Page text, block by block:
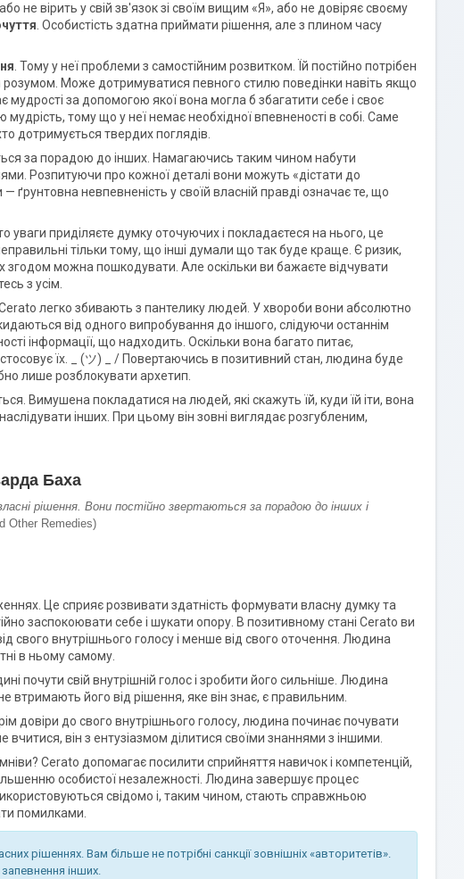
не вірить у свій зв'язок зі своїм вищим «Я», або не довіряє своєму
. Особистість здатна приймати рішення, але з плином часу
. Тому у неї проблеми з самостійним розвитком. Їй постійно потрібен
Може дотримуватися певного стилю поведінки навіть якщо
мудрості за допомогою якої вона могла б збагатити себе і своє
тому що у неї немає необхідної впевненості в собі. Саме
дотримується твердих поглядів.
за порадою до інших. Намагаючись таким чином набути
Розпитуючи про кожної деталі вони можуть «дістати до
невпевненість у своїй власній правді означає те, що
приділяєте думку оточуючих і покладаєтеся на нього, це
тільки тому, що інші думали що так буде краще. Є ризик,
можна пошкодувати. Але оскільки ви бажаєте відчувати
з усім.
Cerato легко збивають з пантелику людей. У хвороби вони абсолютно
від одного випробування до іншого, слідуючи останнім
інформації, що надходить. Оскільки вона багато питає,
їх. _ (ツ) _ / Повертаючись в позитивний стан, людина буде
лише розблокувати архетип.
Вимушена покладатися на людей, які скажуть їй, куди їй іти, вона
інших. При цьому він зовні виглядає розгубленим,
Баха
рішення. Вони постійно звертаються за порадою до інших і
Other Remedies)
Це сприяє розвивати здатність формувати власну думку та
заспокоювати себе і шукати опору. В позитивному стані Cerato ви
свого внутрішнього голосу і менше від свого оточення. Людина
в ньому самому.
почути свій внутрішній голос і зробити його сильніше. Людина
втримають його від рішення, яке він знає, є правильним.
довіри до свого внутрішнього голосу, людина починає почувати
вчитися, він з ентузіазмом ділитися своїми знаннями з іншими.
Cerato допомагає посилити сприйняття навичок і компетенцій,
особистої незалежності. Людина завершує процес
свідомо і, таким чином, стають справжньою
помилками.
рішеннях. Вам більше не потрібні санкції зовнішніх «авторитетів».
інших.